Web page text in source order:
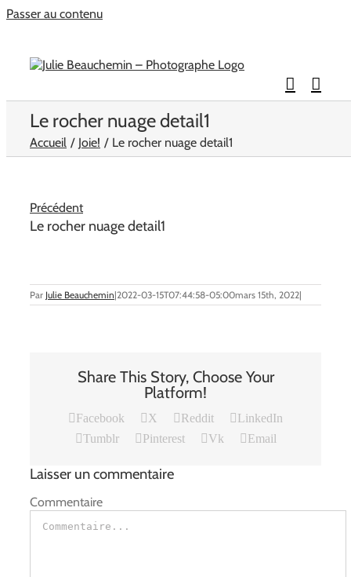
Passer au contenu
Le rocher nuage detail1
Accueil Joie! Le rocher nuage detail1
Précédent
Le rocher nuage detail1
Par Julie Beauchemin|2022-03-15T07:44:58-05:00mars 15th, 2022|
Share This Story, Choose Your
Platform!
Facebook X Reddit
LinkedIn
Tumblr
Pinterest Vk Email
Laisser un commentaire
Commentaire